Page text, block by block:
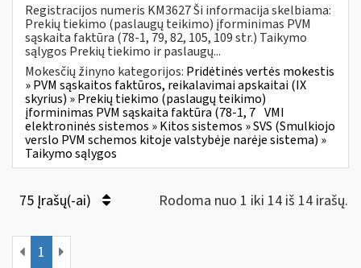
Registracijos numeris KM3627 Ši informacija skelbiama:
Prekių tiekimo (paslaugų teikimo) įforminimas PVM
sąskaita faktūra (78-1, 79, 82, 105, 109 str.) Taikymo
sąlygos Prekių tiekimo ir paslaugų...
Mokesčių žinyno kategorijos: Pridėtinės vertės mokestis
» PVM sąskaitos faktūros, reikalavimai apskaitai (IX
skyrius) » Prekių tiekimo (paslaugų teikimo)
įforminimas PVM sąskaita faktūra (78-1, 7 VMI
elektroninės sistemos » Kitos sistemos » SVS (Smulkiojo
verslo PVM schemos kitoje valstybėje narėje sistema) »
Taikymo sąlygos
75 Įrašų(-ai) Rodoma nuo 1 iki 14 iš 14 irašų.
1